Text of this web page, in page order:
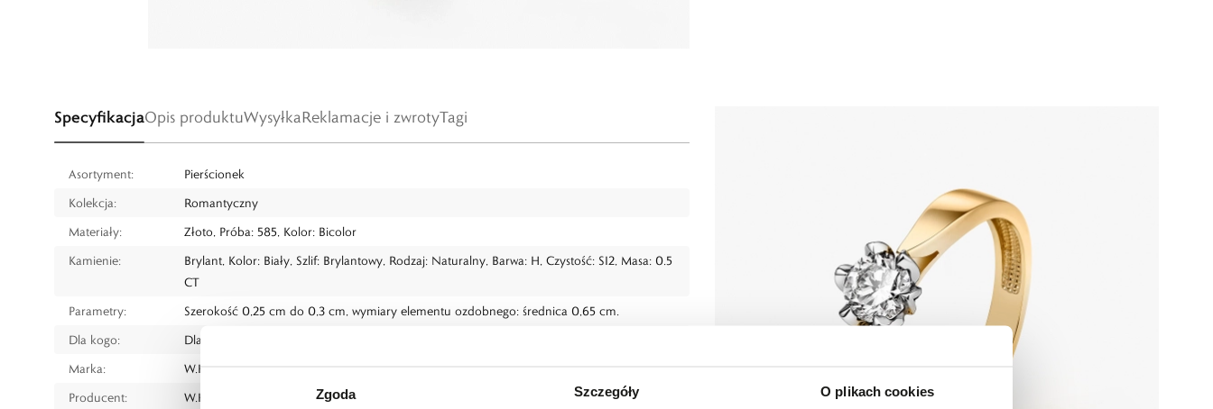
Zgoda Szczegóły O plikach cookies
SpecyfikacjaOpis produktuWysyłkaReklamacje i zwrotyTagi
Asortyment:
Pierścionek
Kolekcja:
Romantyczny
Materiały:
Złoto, Próba: 585, Kolor: Bicolor
Kamienie:
Brylant, Kolor: Biały, Szlif: Brylantowy, Rodzaj: Naturalny, Barwa: H, Czystość: SI2, Masa: 0.5
CT
Parametry:
Szerokość 0,25 cm do 0,3 cm, wymiary elementu ozdobnego: średnica 0,65 cm.
Dla kogo:
Dla każdego
Marka:
W.KRUK
Producent:
W.KRUK S.A